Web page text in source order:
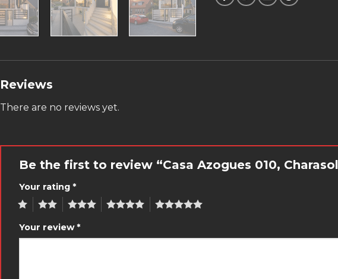
Reviews
There are no reviews yet.
Be the first to review “Casa Azogues 010,
Your rating *
4 5
Your review*